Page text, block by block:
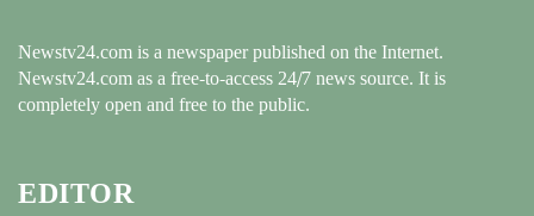
Newstv24.com is a newspaper published on the Internet.
Newstv24.com as a free-to-access 24/7 news source. It is
completely open and free to the public.
EDITOR